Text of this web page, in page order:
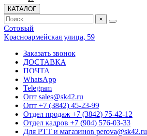
КАТАЛОГ
×
Сотовый
Красноармейская улица, 59
Заказать звонок
ДОСТАВКА
ПОЧТА
WhatsApp
Telegram
Опт sales@sk42.ru
Опт +7 (3842) 45-23-99
Отдел продаж +7 (3842) 75-42-12
Отдел кадров +7 (904) 576-03-33
Для РТТ и магазинов perova@sk42.ru